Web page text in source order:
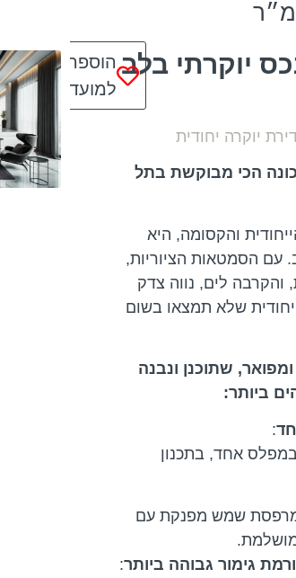
יוקרתי בלב
יוקרה יחודית
הכי מבוקשת בתל
והקסומה, היא
עם הסמטאות הציוריות,
והקרבה לים, נווה צדק
שלא תמצאו בשום
שתוכנן ונבנה
ביותר:
:
במפלס אחד, בתכנון
מרפסת שמש מפנקת עם
ורמת גימור גבוהה ביותר:
הוספה
למועדפים